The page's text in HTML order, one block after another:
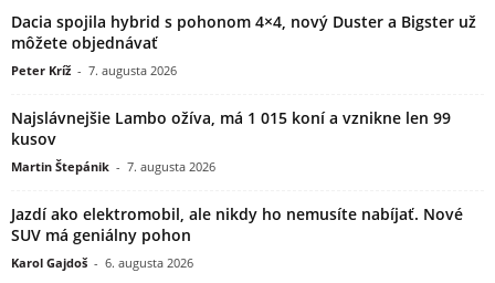
Dacia spojila hybrid s pohonom 4×4, nový Duster a Bigster už
môžete objednávať
Peter Kríž - 7. augusta 2026
Najslávnejšie Lambo ožíva, má 1 015 koní a vznikne len 99
kusov
Martin Štepánik - 7. augusta 2026
Jazdí ako elektromobil, ale nikdy ho nemusíte nabíjať. Nové
SUV má geniálny pohon
Karol Gajdoš - 6. augusta 2026